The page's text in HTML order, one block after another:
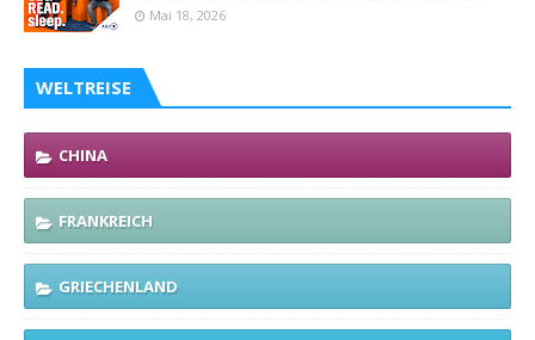
Mai 18, 2026
WELTREISE
CHINA
FRANKREICH
GRIECHENLAND